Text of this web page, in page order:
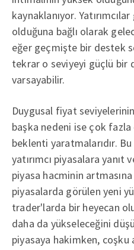
kaynaklanıyor.
olduğuna bağlı olarak
eğer geçmişte bir destek
tekrar o seviyeyi güçlü bir
varsayabilir.
Duygusal fiyat
başka nedeni ise çok
beklenti yaratmalarıdır.
yatırımcı piyasalara yanıt
piyasa hacminin
piyasalarda görülen yeni
trader'larda bir heyecan
daha da yükseleceğini
piyasaya hakimken, coşku